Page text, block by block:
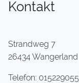
Kontakt
Strandweg 7
26434 Wangerland
Telefon: